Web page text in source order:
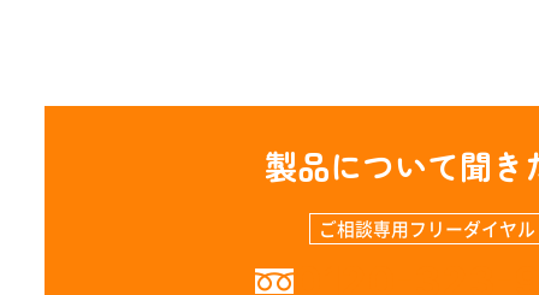
製品について聞き
ご相談専用フリーダイヤル